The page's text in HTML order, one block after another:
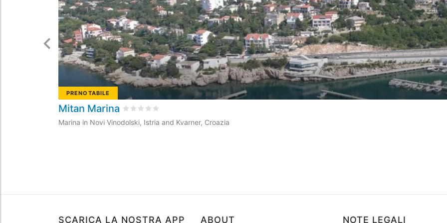
PRENOTABILE
Mitan Marina Valutato0
Marina in Novi Vinodolski, Istria and Kvarner, Croazia
SCARICA LA NOSTRA APP ABOUT NOTE LEGALI